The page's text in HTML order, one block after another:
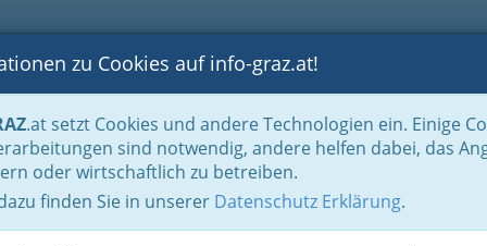
BLOGS FOTOS GASTRONOMIE BRANCHEN
zu Cookies auf info-graz.at!
.at setzt Cookies und andere Technologien ein. Einige
sind notwendig, andere helfen dabei, das
oder wirtschaftlich zu betreiben.
finden Sie in unserer Datenschutz Erklärung.
Immobilienbüros, Immobilienmakler, Immobilienverwalter und